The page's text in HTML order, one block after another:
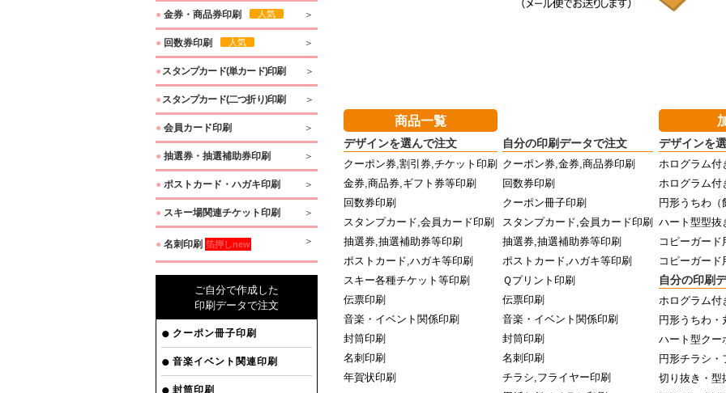
● 金券・商品券印刷 人気
● 回数券印刷 人気
● スタンプカード(単カード)印刷
● スタンプカード(二つ折り)印刷
● 会員カード印刷
● 抽選券・抽選補助券印刷
● ポストカード・ハガキ印刷
● スキー場関連チケット印刷
● 名刺印刷 箔押しnew
ご自分で作成した
印刷データで注文
クーポン冊子印刷
音楽イベント関連印刷
封筒印刷
商品一覧
デザインを選んで注文
クーポン券,割引券,チケット印刷
金券,商品券,ギフト券等印刷
回数券印刷
スタンプカード,会員カード印刷
抽選券,抽選補助券等印刷
ポストカード,ハガキ等印刷
スキー各種チケット等印刷
伝票印刷
音楽・イベント関係印刷
封筒印刷
名刺印刷
年賀状印刷
自分の印刷データで注文
クーポン券,金券,商品券印刷
回数券印刷
クーポン冊子印刷
スタンプカード,会員カード印刷
抽選券,抽選補助券等印刷
ポストカード,ハガキ等印刷
Ｑプリント印刷
伝票印刷
音楽・イベント関係印刷
封筒印刷
名刺印刷
チラシ,フライヤー印刷
デザインを
ホログラム付
ホログラム付
円形うちわ（
ハート型型抜
コピーガード
コピーガード
自分の印刷
ホログラム付
円形うちわ・
ハート型クー
円形チラシ・
切り抜き・型